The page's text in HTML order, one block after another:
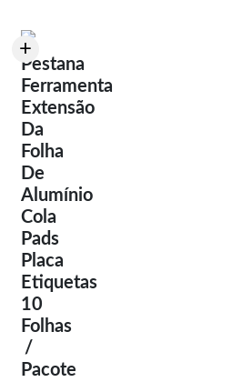
+
Pestana
Ferramenta
Extensão
Da
Folha
De
Alumínio
Cola
Pads
Placa
Etiquetas
10
Folhas
/
Pacote